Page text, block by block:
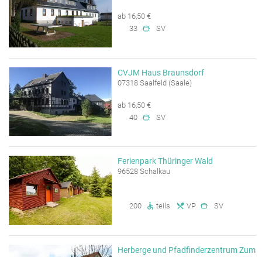
ab 16,50 €
33
SV
CVJM Haus Braunsdorf
07318 Saalfeld (Saale)
ab 16,50 €
40
SV
Ferienpark Thüringer Wald
96528 Schalkau
200 teils VP SV
Herberge und Pfadfinderzentrum Zum